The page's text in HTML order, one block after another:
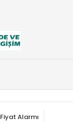
Fiyat Alarmı